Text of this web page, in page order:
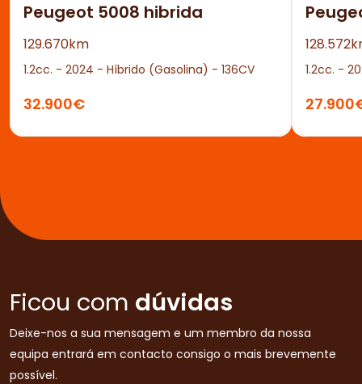
Peugeot 5008 hibrida
129.670km
1.2cc. - 2024 - Híbrido (Gasolina) - 136CV
32.900€
1.2cc. -
Ficou com dúvidas
Deixe-nos a sua mensagem e um membro da nossa
equipa entrará em contacto consigo o mais brevemente
possível.